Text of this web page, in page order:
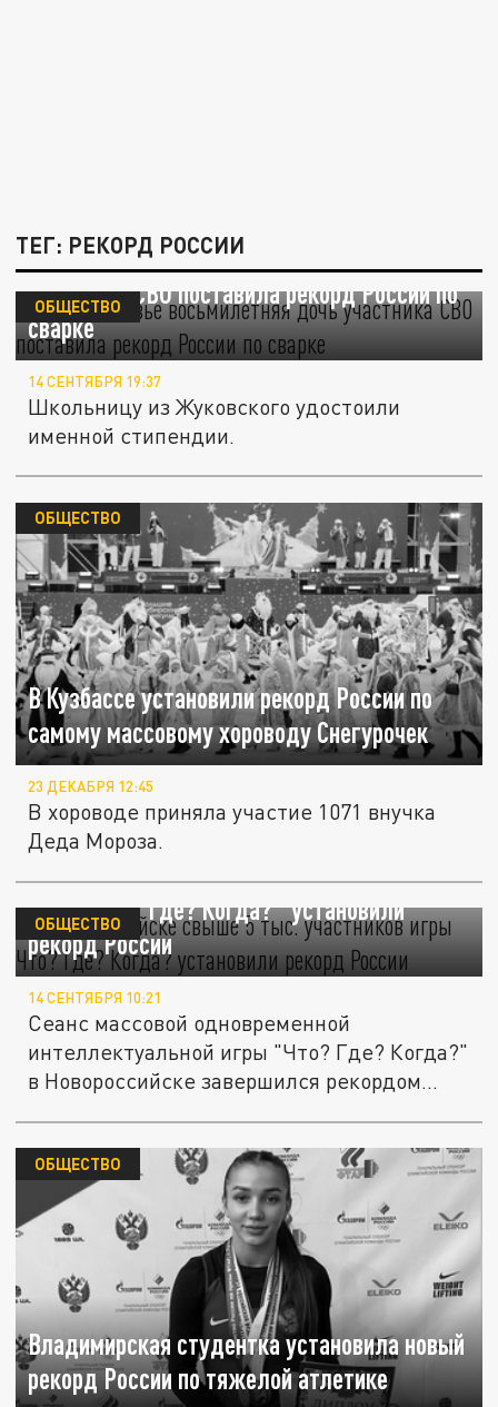
ТЕГ: РЕКОРД РОССИИ
В Подмосковье восьмилетняя дочь
участника СВО поставила рекорд России по
сварке
ОБЩЕСТВО
14 СЕНТЯБРЯ 19:37
Школьницу из Жуковского удостоили
именной стипендии.
В Кузбассе установили рекорд России по
самому массовому хороводу Снегурочек
ОБЩЕСТВО
23 ДЕКАБРЯ 12:45
В хороводе приняла участие 1071 внучка
Деда Мороза.
В Новороссийске свыше 5 тыс. участников
игры "Что? Где? Когда?" установили
рекорд России
ОБЩЕСТВО
14 СЕНТЯБРЯ 10:21
Сеанс массовой одновременной
интеллектуальной игры "Что? Где? Когда?"
в Новороссийске завершился рекордом...
Владимирская студентка установила новый
рекорд России по тяжелой атлетике
ОБЩЕСТВО